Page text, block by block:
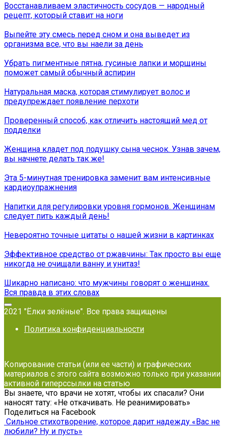
Восстанавливаем эластичность сосудов — народный
рецепт, который ставит на ноги
Выпейте эту смесь перед сном и она выведет из
организма все, что вы наели за день
Убрать пигментные пятна, гусиные лапки и морщины
поможет самый обычный аспирин
Натуральная маска, которая стимулирует волос и
предупреждает появление перхоти
Проверенный способ, как отличить настоящий мед от
подделки
Женщина кладет под подушку сына чеснок. Узнав зачем,
вы начнете делать так же!
Эта 5-минутная тренировка заменит вам интенсивные
кардиоупражнения
Напитки для регулировки уровня гормонов. Женщинам
следует пить каждый день!
Невероятно точные цитаты о нашей жизни в картинках
Эффективное средство от ржавчины: Так просто вы еще
никогда не очищали ванну и унитаз!
Шикарно написано: что мужчины говорят о женщинах.
Вся правда в этих словах
2021 "Ёлки зелёные". Все права защищены
Политика конфиденциальности
Копирование статьи (или ее части) и графических
материалов с этого сайта возможно только при указании
активной гиперссылки на статью
Вы знаете, что врачи не хотят, чтобы их спасали? Они
наносят тату: «Не откачивать. Не реанимировать»
Поделиться на Facebook
Сильное стихотворение, которое дарит надежду «Вас не
любили? Ну и пусть»